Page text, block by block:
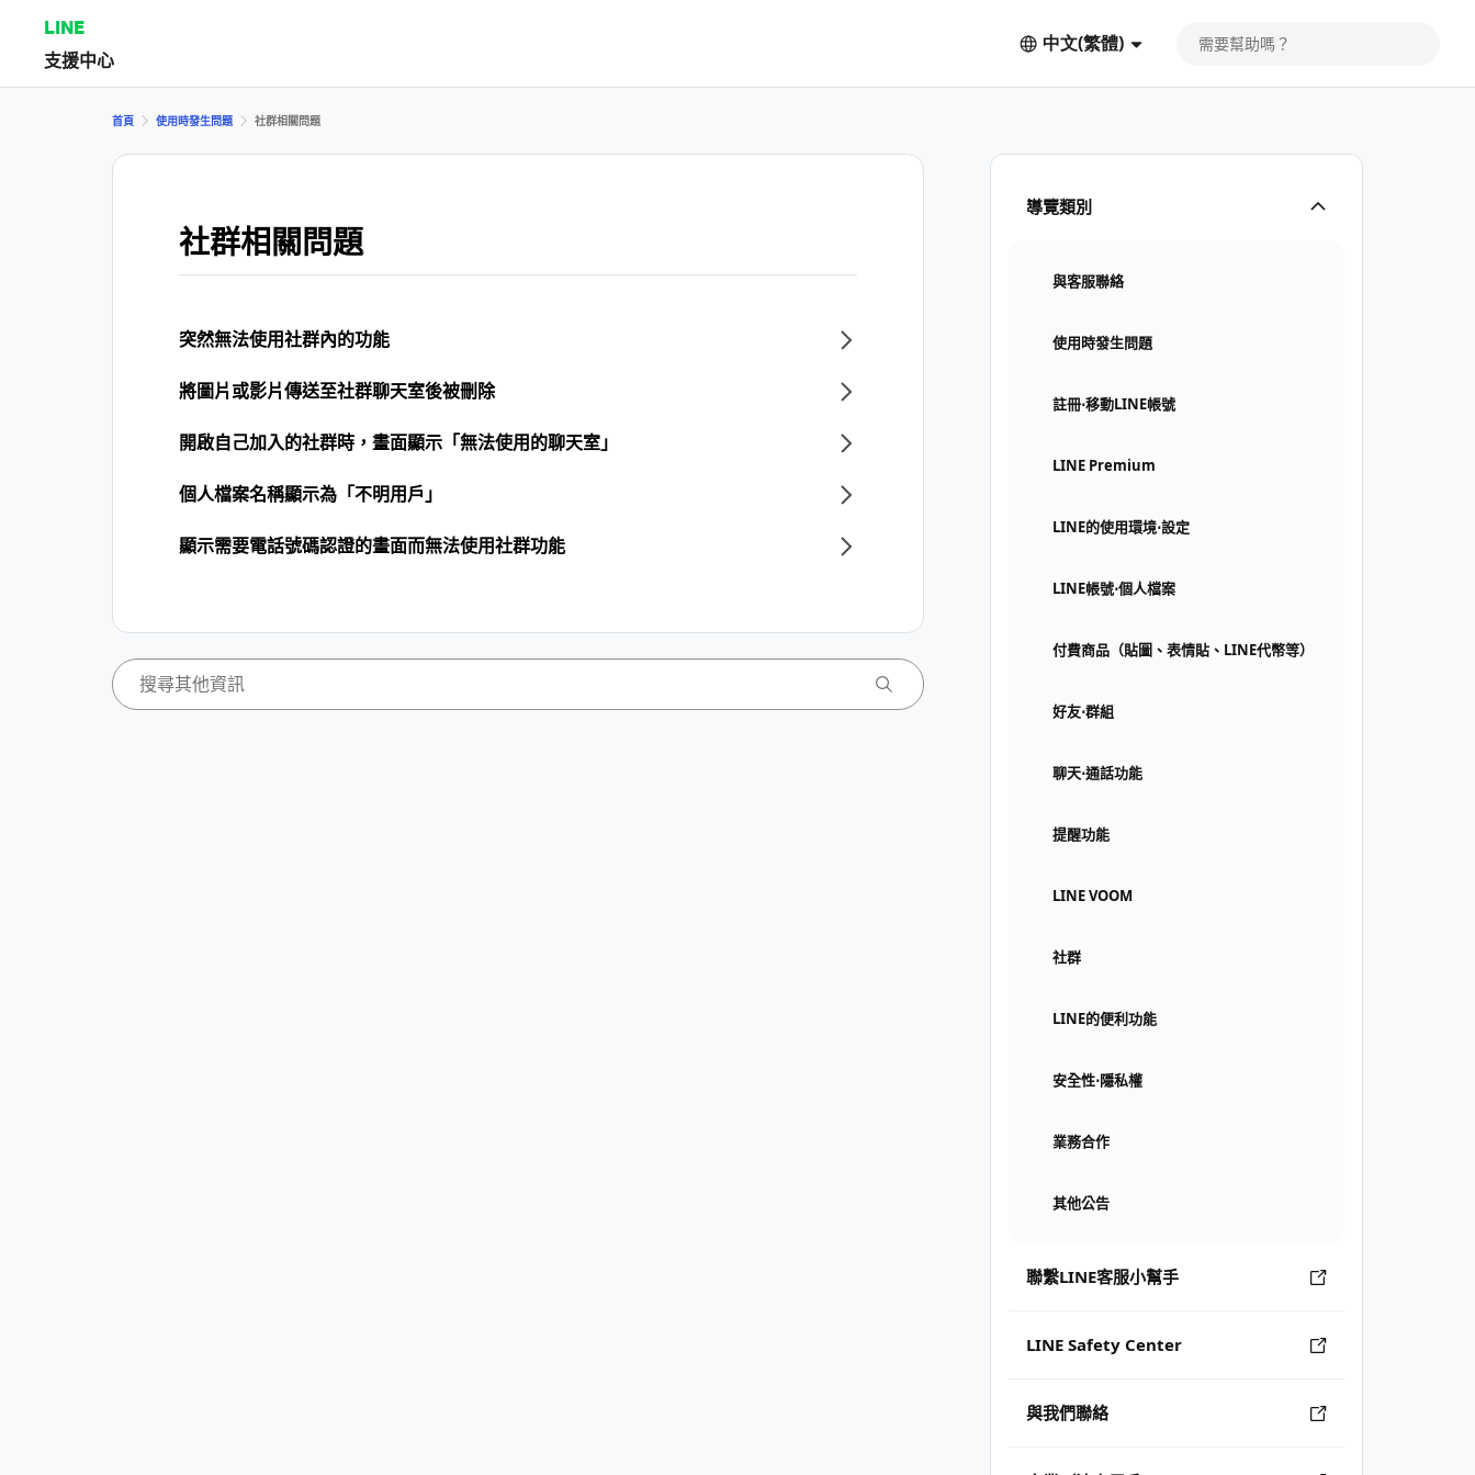
LINE
支援中心
中文(繁體)
導覽類別
與客服聯絡
使用時發生問題
註冊⋅移動LINE帳號
LINE Premium
LINE的使用環境⋅設定
LINE帳號⋅個人檔案
付費商品（貼圖、表情貼、LINE代幣等）
好友⋅群組
聊天⋅通話功能
提醒功能
LINE VOOM
社群
LINE的便利功能
安全性⋅隱私權
業務合作
其他公告
聯繫LINE客服小幫手
LINE Safety Center
與我們聯絡
首頁 使用時發生問題 社群相關問題
社群相關問題
突然無法使用社群內的功能
將圖片或影片傳送至社群聊天室後被刪除
開啟自己加入的社群時，畫面顯示「無法使用的聊天室」
個人檔案名稱顯示為「不明用戶」
顯示需要電話號碼認證的畫面而無法使用社群功能